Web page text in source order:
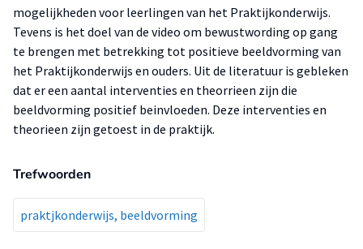
mogelijkheden voor leerlingen van het Praktijkonderwijs.
Tevens is het doel van de video om bewustwording op gang
te brengen met betrekking tot positieve beeldvorming van
het Praktijkonderwijs en ouders. Uit de literatuur is gebleken
dat er een aantal interventies en theorrieen zijn die
beeldvorming positief beinvloeden. Deze interventies en
theorieen zijn getoest in de praktijk.
Trefwoorden
praktjkonderwijs, beeldvorming